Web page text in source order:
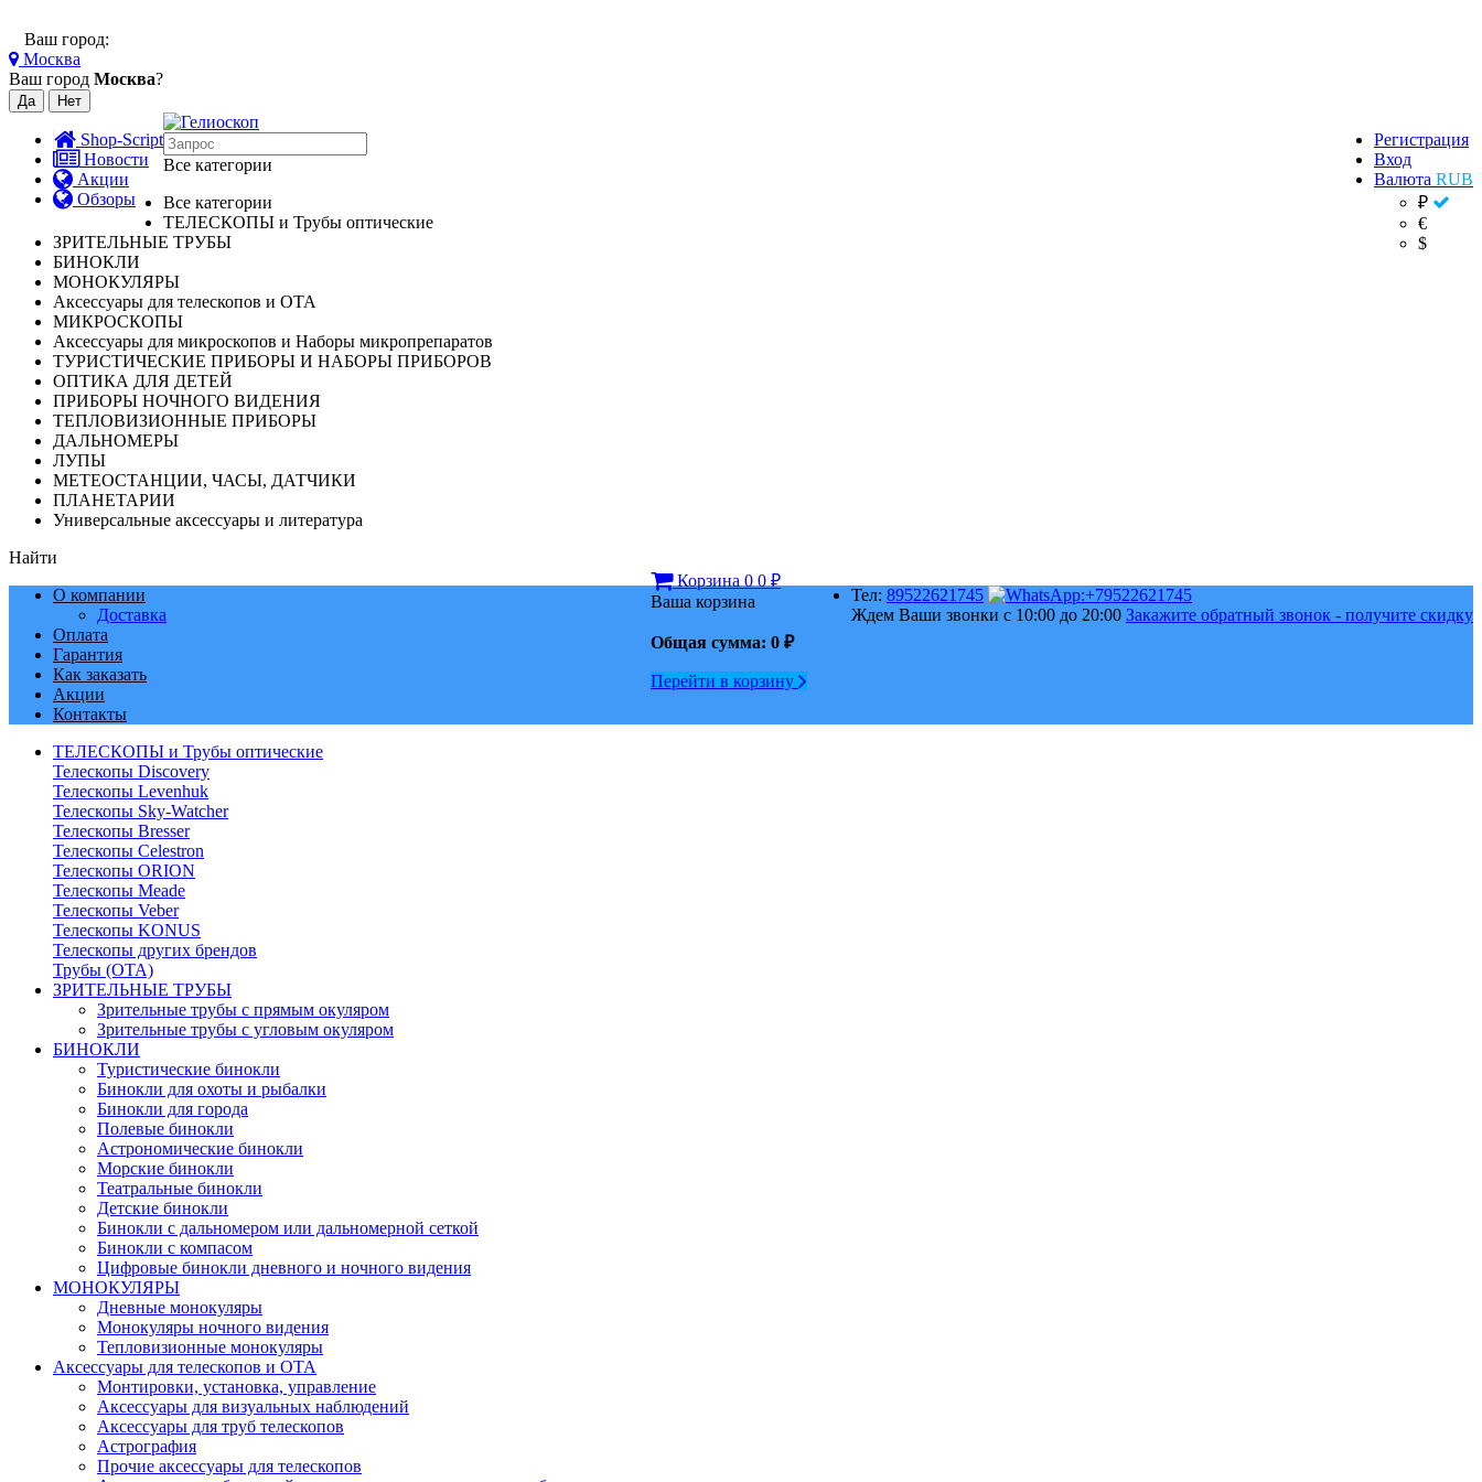
Ваш город:
Москва
Ваш город Москва?
Shop-Script
Новости
Акции
Обзоры
Регистрация
Вход
Валюта RUB
₽
€
$
Все категории
Все категории
ТЕЛЕСКОПЫ и Трубы оптические
ЗРИТЕЛЬНЫЕ ТРУБЫ
БИНОКЛИ
МОНОКУЛЯРЫ
Аксессуары для телескопов и ОТА
МИКРОСКОПЫ
Аксессуары для микроскопов и Наборы микропрепаратов
ТУРИСТИЧЕСКИЕ ПРИБОРЫ И НАБОРЫ ПРИБОРОВ
ОПТИКА ДЛЯ ДЕТЕЙ
ПРИБОРЫ НОЧНОГО ВИДЕНИЯ
ТЕПЛОВИЗИОННЫЕ ПРИБОРЫ
ДАЛЬНОМЕРЫ
ЛУПЫ
МЕТЕОСТАНЦИИ, ЧАСЫ, ДАТЧИКИ
ПЛАНЕТАРИИ
Универсальные аксессуары и литература
Найти
Тел: 89522621745
Ждем Ваши звонки с 10:00 до 20:00 Закажите обратный звонок - получите скидку
Корзина 0 0 ₽
Ваша корзина
Общая сумма: 0 ₽
Перейти в корзину
О компании
Доставка
Оплата
Гарантия
Как заказать
Акции
Контакты
ТЕЛЕСКОПЫ и Трубы оптические
Телескопы Discovery
Телескопы Levenhuk
Телескопы Sky-Watcher
Телескопы Bresser
Телескопы Celestron
Телескопы ORION
Телескопы Meade
Телескопы Veber
Телескопы KONUS
Телескопы других брендов
Трубы (ОТА)
ЗРИТЕЛЬНЫЕ ТРУБЫ
Зрительные трубы с прямым окуляром
Зрительные трубы с угловым окуляром
БИНОКЛИ
Туристические бинокли
Бинокли для охоты и рыбалки
Бинокли для города
Полевые бинокли
Астрономические бинокли
Морские бинокли
Театральные бинокли
Детские бинокли
Бинокли с дальномером или дальномерной сеткой
Бинокли с компасом
Цифровые бинокли дневного и ночного видения
МОНОКУЛЯРЫ
Дневные монокуляры
Монокуляры ночного видения
Тепловизионные монокуляры
Аксессуары для телескопов и ОТА
Монтировки, установка, управление
Аксессуары для визуальных наблюдений
Аксессуары для труб телескопов
Астрография
Прочие аксессуары для телескопов